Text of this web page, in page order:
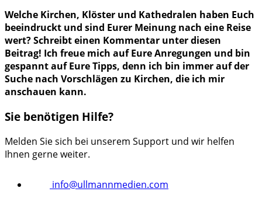
Welche Kirchen, Klöster und Kathedralen haben Euch
beeindruckt und sind Eurer Meinung nach eine Reise
wert? Schreibt einen Kommentar unter diesen
Beitrag! Ich freue mich auf Eure Anregungen und bin
gespannt auf Eure Tipps, denn ich bin immer auf der
Suche nach Vorschlägen zu Kirchen, die ich mir
anschauen kann.
Sie benötigen Hilfe?
Melden Sie sich bei unserem Support und wir helfen
Ihnen gerne weiter.
info@ullmannmedien.com